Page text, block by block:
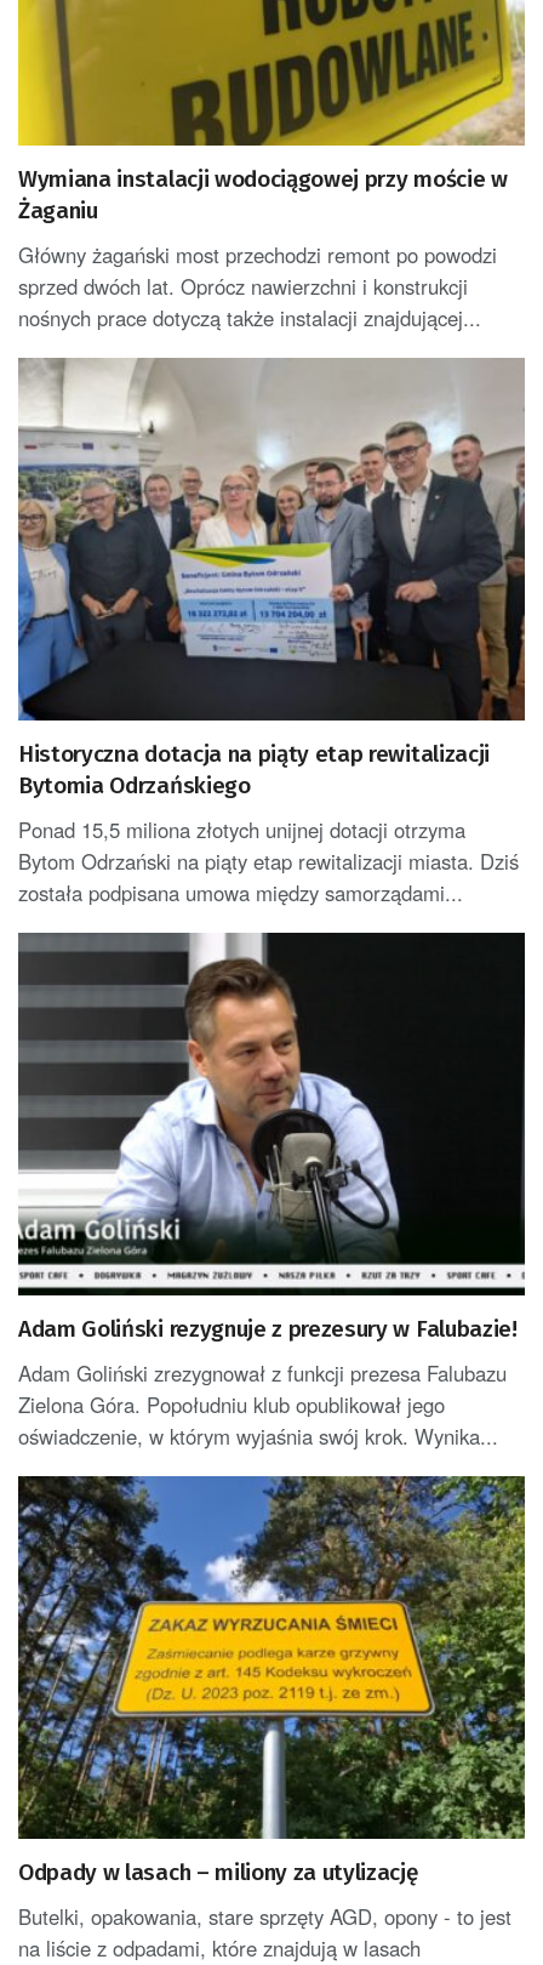
Wymiana instalacji wodociągowej przy moście w
Żaganiu
Główny żagański most przechodzi remont po powodzi
sprzed dwóch lat. Oprócz nawierzchni i konstrukcji
nośnych prace dotyczą także instalacji znajdującej...
Historyczna dotacja na piąty etap rewitalizacji
Bytomia Odrzańskiego
Ponad 15,5 miliona złotych unijnej dotacji otrzyma
Bytom Odrzański na piąty etap rewitalizacji miasta. Dziś
została podpisana umowa między samorządami...
Adam Goliński rezygnuje z prezesury w Falubazie!
Adam Goliński zrezygnował z funkcji prezesa Falubazu
Zielona Góra. Popołudniu klub opublikował jego
oświadczenie, w którym wyjaśnia swój krok. Wynika...
Odpady w lasach – miliony za utylizację
Butelki, opakowania, stare sprzęty AGD, opony - to jest
na liście z odpadami, które znajdują w lasach